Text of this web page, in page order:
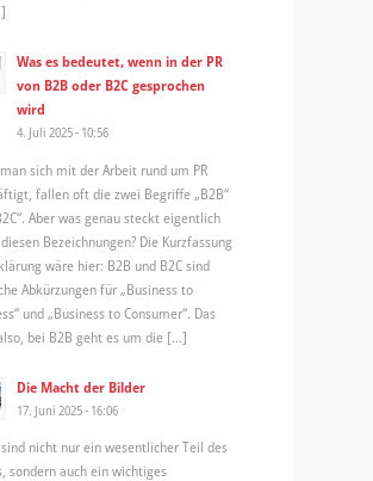
Was es bedeutet, wenn in der PR
von B2B oder B2C gesprochen
wird
4. Juli 2025 - 10:56
sich mit der Arbeit rund um PR
fallen oft die zwei Begriffe „B2B“
Aber was genau steckt eigentlich
Bezeichnungen? Die Kurzfassung
wäre hier: B2B und B2C sind
Abkürzungen für „Business to
und „Business to Consumer“. Das
bei B2B geht es um die […]
Die Macht der Bilder
17. Juni 2025 - 16:06
nicht nur ein wesentlicher Teil des
sondern auch ein wichtiges